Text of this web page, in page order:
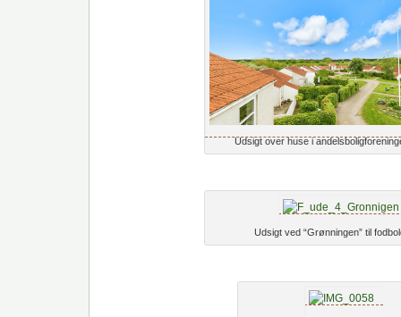
Udsigt over huse i
Udsigt ved “Grønningen” til